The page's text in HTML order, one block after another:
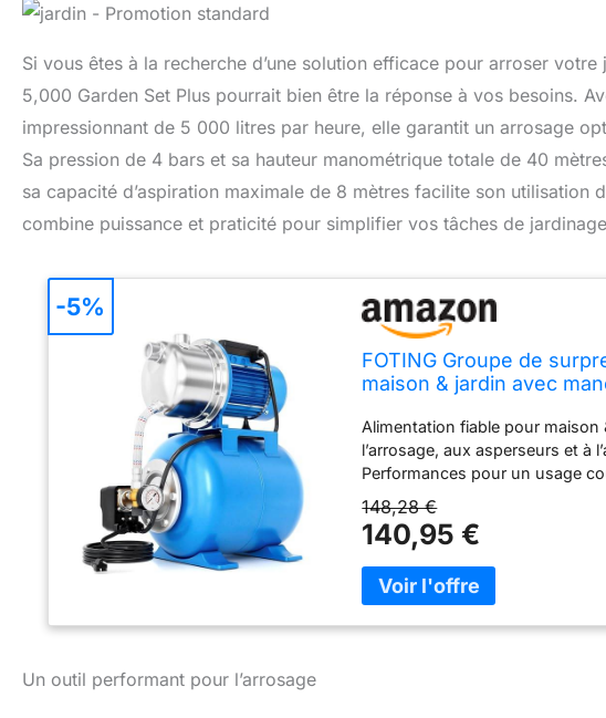
Si vous êtes à la recherche d’une solution efficace pour arroser
5,000 Garden Set Plus pourrait bien être la réponse à vos besoins.
impressionnant de 5 000 litres par heure, elle garantit un arrosage
Sa pression de 4 bars et sa hauteur manométrique totale de 40
sa capacité d’aspiration maximale de 8 mètres facilite son utilisation
combine puissance et praticité pour simplifier vos tâches de
FOTING Groupe de
maison & jardin avec
protection surcharge
Alimentation fiable pour maison
l’arrosage, aux asperseurs et à
Performances pour un usage
hauteur de refoulement max. 45
Pression plus stable grâce au
lisser le débit et peut réduire la
mécanique & manomètre
en marche < 1,5 bar / arrêt >
marche à sec/surchauffe.
148,28 €
140,95 €
-5%
Un outil performant pour l’arrosage